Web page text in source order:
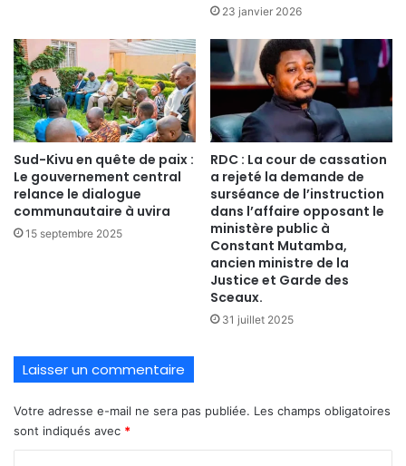
23 janvier 2026
Sud-Kivu en quête de paix :
Le gouvernement central
relance le dialogue
communautaire à uvira
15 septembre 2025
RDC : La cour de cassation
a rejeté la demande de
surséance de l’instruction
dans l’affaire opposant le
ministère public à
Constant Mutamba,
ancien ministre de la
Justice et Garde des
Sceaux.
31 juillet 2025
Laisser un commentaire
Votre adresse e-mail ne sera pas publiée. Les champs obligatoires
sont indiqués avec *